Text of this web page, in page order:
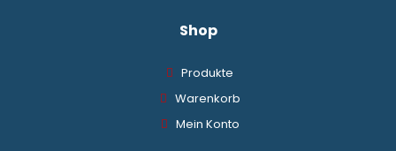
Shop
Produkte
Warenkorb
Mein Konto